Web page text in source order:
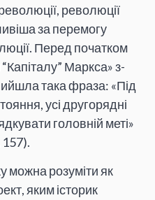
революції
за перемогу
Перед початком
Маркса» з-
така фраза: «Під
усі другорядні
головній меті»
можна розуміти як
яким історик